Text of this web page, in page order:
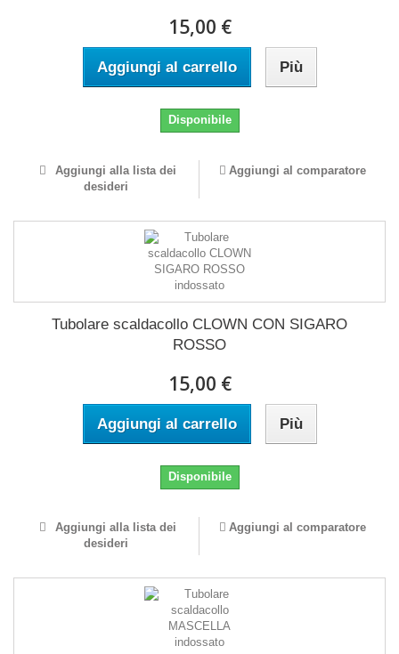
15,00 €
Aggiungi al carrello Più
Disponibile
Aggiungi alla lista dei
desideri
Aggiungi al comparatore
Tubolare scaldacollo CLOWN CON SIGARO
ROSSO
15,00 €
Aggiungi al carrello Più
Disponibile
Aggiungi alla lista dei
desideri
Aggiungi al comparatore